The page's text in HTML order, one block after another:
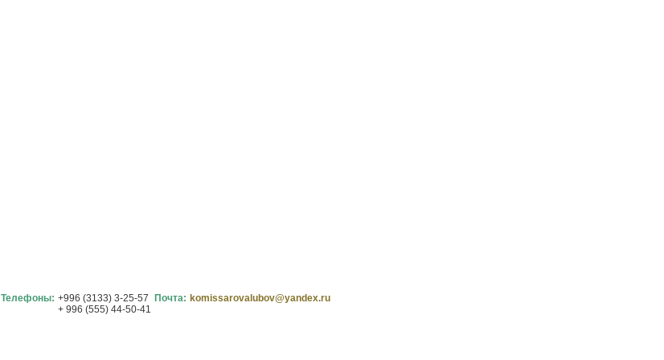
Телефоны: +996 (3133) 3-25-57
+ 996 (555) 44-50-41
Почта: komissarovalubov@yandex.ru